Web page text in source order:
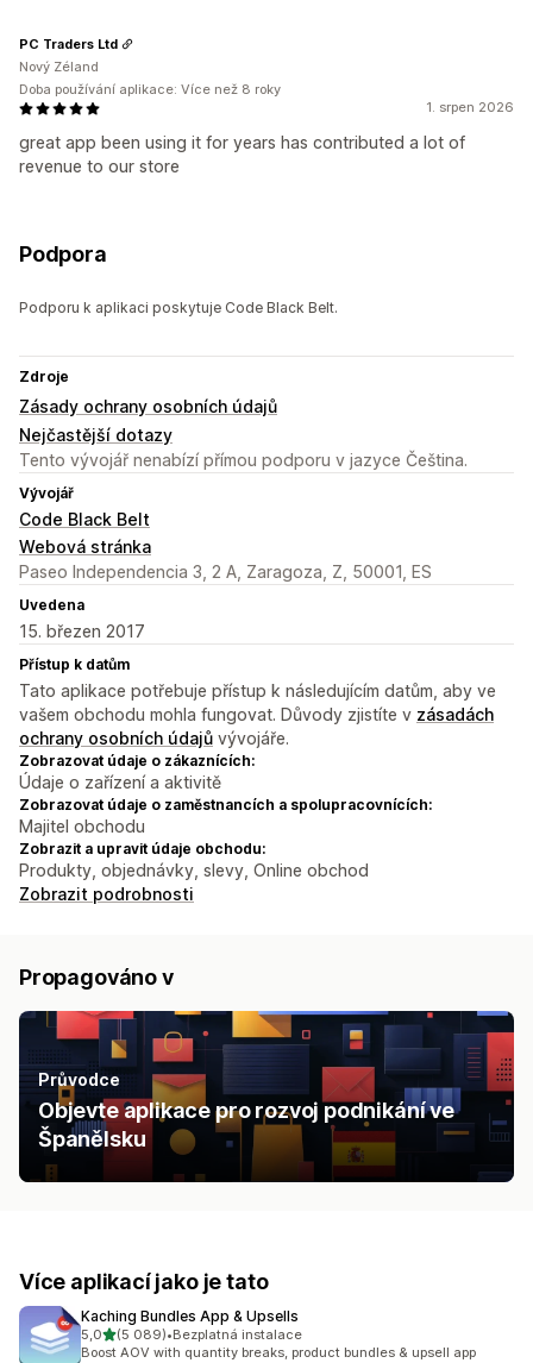
1. srpen 2026
great app been using it for years has contributed a lot of
revenue to our store
PC Traders Ltd
Nový Zéland
Doba používání aplikace: Více než 8 roky
Podpora
Podporu k aplikaci poskytuje Code Black Belt.
Zdroje
Zásady ochrany osobních údajů
Nejčastější dotazy
Tento vývojář nenabízí přímou podporu v jazyce Čeština.
Vývojář
Code Black Belt
Webová stránka
Paseo Independencia 3, 2 A, Zaragoza, Z, 50001, ES
Uvedena
15. březen 2017
Přístup k datům
Tato aplikace potřebuje přístup k následujícím datům, aby ve
vašem obchodu mohla fungovat. Důvody zjistíte v zásadách
ochrany osobních údajů vývojáře.
Zobrazovat údaje o zákaznících:
Údaje o zařízení a aktivitě
Zobrazovat údaje o zaměstnancích a spolupracovnících:
Majitel obchodu
Zobrazit a upravit údaje obchodu:
Produkty, objednávky, slevy, Online obchod
Zobrazit podrobnosti
Propagováno v
Průvodce
Objevte aplikace pro rozvoj podnikání ve
Španělsku
Více aplikací jako je tato
Kaching Bundles App & Upsells
5,0z 5 hvězd
(5 089)
Celkový počet recenzí: 5089
•Bezplatná instalace
Boost AOV with quantity breaks, product bundles & upsell app